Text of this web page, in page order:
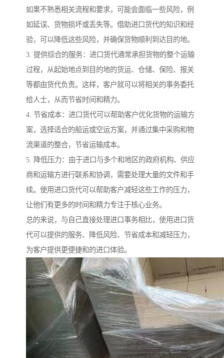
如果不熟悉相关流程和要求，可能会面临一些风险，例
如延误、货物损坏或丢失等。借助进口货代的知识和经
验，可以降低这些风险，并确保货物顺利到达目的地。
3. 提供综合的服务：进口货代通常承担货物的整个运输
过程，从起始地点到目的地的货运、仓储、保险、报关
等都由货代负责。这样，客户就可以将相关的事务委托
给人士，从而节省时间和精力。
4. 节省成本：进口货代可以帮助客户优化货物的运输方
案，选择适合的船运或空运方案，并通过集中采购和物
流渠道的整合，节省运输成本。
5. 降低压力：由于进口与多个和地区的政府机构、供应
商和运输方进行联系和协调，需要处理大量的文件和手
续。使用进口货代可以帮助客户减轻这些工作的压力，
让他们有更多的时间和精力专注于核心业务。
总的来说，与自己直接处理进口事务相比，使用进口货
代可以提供的服务、降低风险、节省成本和减轻压力，
为客户提供更便捷和的进口体验。